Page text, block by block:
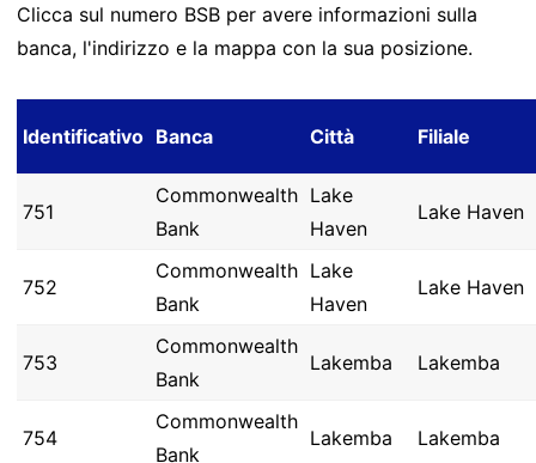
Clicca sul numero BSB per avere informazioni sulla
banca, l'indirizzo e la mappa con la sua posizione.
Identificativo Banca Città Filiale
751
Commonwealth
Bank
Lake
Haven
Lake Haven
752
Commonwealth
Bank
Lake
Haven
Lake Haven
753
Commonwealth
Bank
Lakemba Lakemba
754
Commonwealth
Bank
Lakemba Lakemba